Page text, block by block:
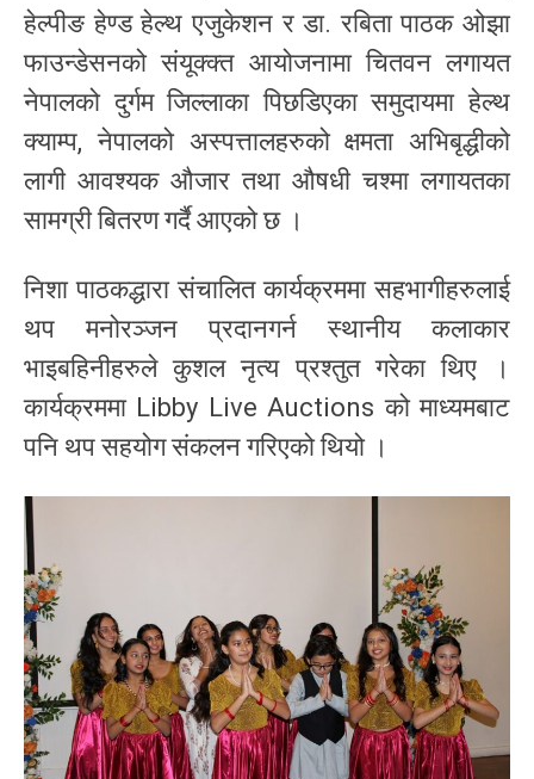
हेल्पीङ हेण्ड हेल्थ एजुकेशन र डा. रबिता पाठक ओझा
फाउन्डेसनको संयूक्क्त आयोजनामा चितवन लगायत
नेपालको दुर्गम जिल्लाका पिछडिएका समुदायमा हेल्थ
क्याम्प, नेपालको अस्पत्तालहरुको क्षमता अभिबृद्धीको
लागी आवश्यक औजार तथा औषधी चश्मा लगायतका
सामग्री बितरण गर्दै आएको छ ।
निशा पाठकद्धारा संचालित कार्यक्रममा सहभागीहरुलाई
थप मनोरञ्जन प्रदानगर्न स्थानीय कलाकार
भाइबहिनीहरुले कुशल नृत्य प्रश्तुत गरेका थिए ।
कार्यक्रममा Libby Live Auctions को माध्यमबाट
पनि थप सहयोग संकलन गरिएको थियो ।